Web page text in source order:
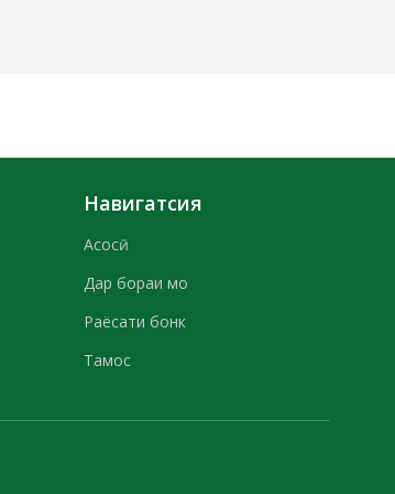
Навигатсия
Асосӣ
Дар бораи мо
Раёсати бонк
Тамос